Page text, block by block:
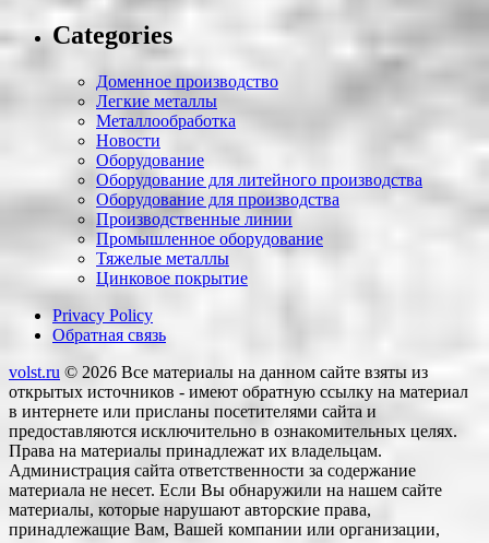
Categories
Доменное производство
Легкие металлы
Металлообработка
Новости
Оборудование
Оборудование для литейного производства
Оборудование для производства
Производственные линии
Промышленное оборудование
Тяжелые металлы
Цинковое покрытие
Privacy Policy
Обратная связь
volst.ru © 2026 Все материалы на данном сайте взяты из
открытых источников - имеют обратную ссылку на материал
в интернете или присланы посетителями сайта и
предоставляются исключительно в ознакомительных целях.
Права на материалы принадлежат их владельцам.
Администрация сайта ответственности за содержание
материала не несет. Если Вы обнаружили на нашем сайте
материалы, которые нарушают авторские права,
принадлежащие Вам, Вашей компании или организации,